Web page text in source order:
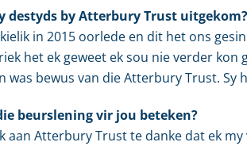
destyds by Atterbury Trust uitgekom?
in 2015 oorlede en dit het ons
het ek geweet ek sou nie verder
was bewus van die Atterbury Trust.
beurslening vir jou beteken?
aan Atterbury Trust te danke dat ek